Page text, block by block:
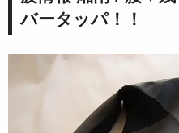
バータッパ！！